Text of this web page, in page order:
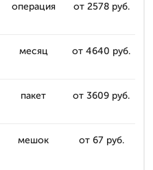
операция от 2578 руб.
месяц от 4640 руб.
пакет от 3609 руб.
мешок от 67 руб.